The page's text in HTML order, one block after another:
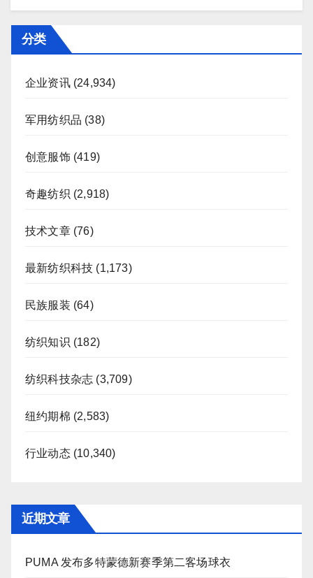
分类
企业资讯(24,934)
军用纺织品 (38)
创意服饰(419)
奇趣纺织 (2,918)
技术文章(76)
最新纺织科技 (1,173)
民族服装 (64)
纺织知识 (182)
纺织科技杂志 (3,709)
纽约期棉 (2,583)
行业动态(10,340)
近期文章
PUMA 发布多特蒙德新赛季第二客场球衣